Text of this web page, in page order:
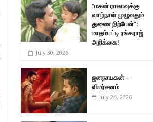
“மகன் ராகாவுக்கு
வாழ்நாள் முழுவதும்
துணை நிற்பேன்”:
மாதம்பட்டி ரங்கராஜ்
அறிக்கை!
July 30, 2026
ஜனநாயகன் –
விமர்சனம்
July 24, 2026